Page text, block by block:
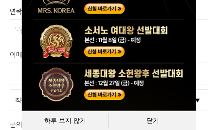
연락처
이메일
@
문의사항 하루 보지 않기 닫기